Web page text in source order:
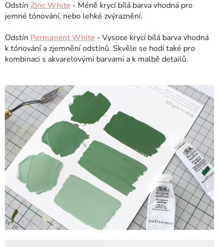
Odstín Zinc White - Méně krycí bílá barva vhodná pro
jemné tónování, nebo lehké zvýraznění.
Odstín Permanent White - Vysoce krycí bílá barva vhodná
k tónování a zjemnění odstínů. Skvěle se hodí také pro
kombinaci s akvarelovými barvami a k malbě detailů.